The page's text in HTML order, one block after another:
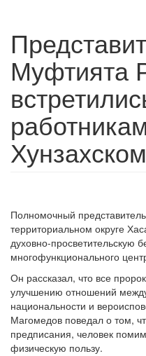
Муфтията
Полномочный
территориальном округе
духовно-просветительскую
многофункционального
Он рассказал, что все
улучшению отношений
национальности и
Магомедов поведал о том,
предписания, человек
физическую пользу.